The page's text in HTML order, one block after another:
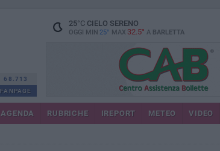
68.713
FANPAGE
25°CCIELO SERENO
OGGI MIN 25° MAX 32.5° A BARLETTA
AGENDA RUBRICHE IREPORT METEO VIDEO